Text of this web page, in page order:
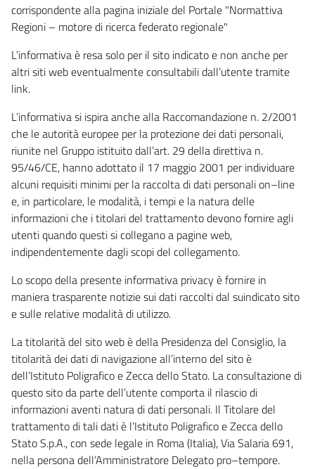
corrispondente alla pagina iniziale del Portale "Normattiva
Regioni – motore di ricerca federato regionale"
L’informativa è resa solo per il sito indicato e non anche per
altri siti web eventualmente consultabili dall’utente tramite
link.
L’informativa si ispira anche alla Raccomandazione n. 2/2001
che le autorità europee per la protezione dei dati personali,
riunite nel Gruppo istituito dall’art. 29 della direttiva n.
95/46/CE, hanno adottato il 17 maggio 2001 per individuare
alcuni requisiti minimi per la raccolta di dati personali on–line
e, in particolare, le modalità, i tempi e la natura delle
informazioni che i titolari del trattamento devono fornire agli
utenti quando questi si collegano a pagine web,
indipendentemente dagli scopi del collegamento.
Lo scopo della presente informativa privacy è fornire in
maniera trasparente notizie sui dati raccolti dal suindicato sito
e sulle relative modalità di utilizzo.
La titolarità del sito web è della Presidenza del Consiglio, la
titolarità dei dati di navigazione all’interno del sito è
dell’Istituto Poligrafico e Zecca dello Stato. La consultazione di
questo sito da parte dell’utente comporta il rilascio di
informazioni aventi natura di dati personali. Il Titolare del
trattamento di tali dati è l’Istituto Poligrafico e Zecca dello
Stato S.p.A., con sede legale in Roma (Italia), Via Salaria 691,
nella persona dell’Amministratore Delegato pro–tempore.